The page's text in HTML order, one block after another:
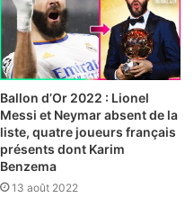
Ballon d’Or 2022 : Lionel
Messi et Neymar absent de la
liste, quatre joueurs français
présents dont Karim
Benzema
13 août 2022